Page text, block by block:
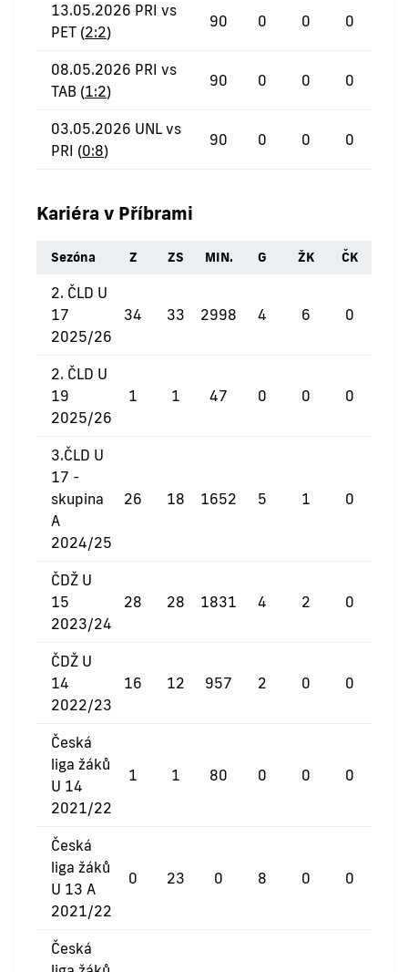
13.05.2026 PRI vs
PET (2:2)
90 0 0 0
08.05.2026 PRI vs
TAB (1:2)
90 0 0 0
03.05.2026 UNL vs
PRI (0:8)
90 0 0 0
Kariéra v Příbrami
Sezóna Z ZS MIN. G ŽK ČK
2. ČLD U
17
2025/26
34 33 2998 4 6 0
2. ČLD U
19
2025/26
1 1 47 0 0 0
3.ČLD U
17 -
skupina
A
2024/25
26 18 1652 5 1 0
ČDŽ U
15
2023/24
28 28 1831 4 2 0
ČDŽ U
14
2022/23
16 12 957 2 0 0
Česká
liga žáků
U 14
2021/22
1 1 80 0 0 0
Česká
liga žáků
U 13 A
2021/22
0 23 0 8 0 0
Česká